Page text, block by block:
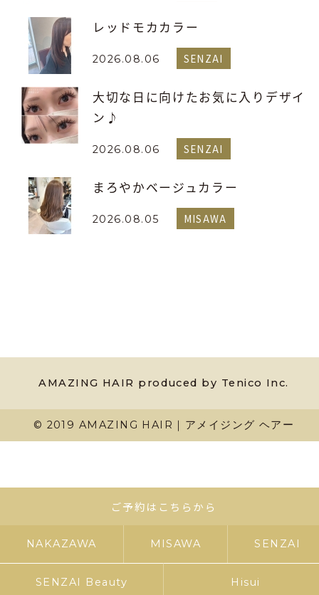
レッドモカカラー
2026.08.06 SENZAI
大切な日に向けたお気に入りデザイ
ン♪
2026.08.06 SENZAI
まろやかベージュカラー
2026.08.05 MISAWA
AMAZING HAIR produced by Tenico Inc.
© 2019 AMAZING HAIR｜アメイジング ヘアー
ご予約はこちらから
NAKAZAWA MISAWA SENZAI
SENZAI Beauty Hisui